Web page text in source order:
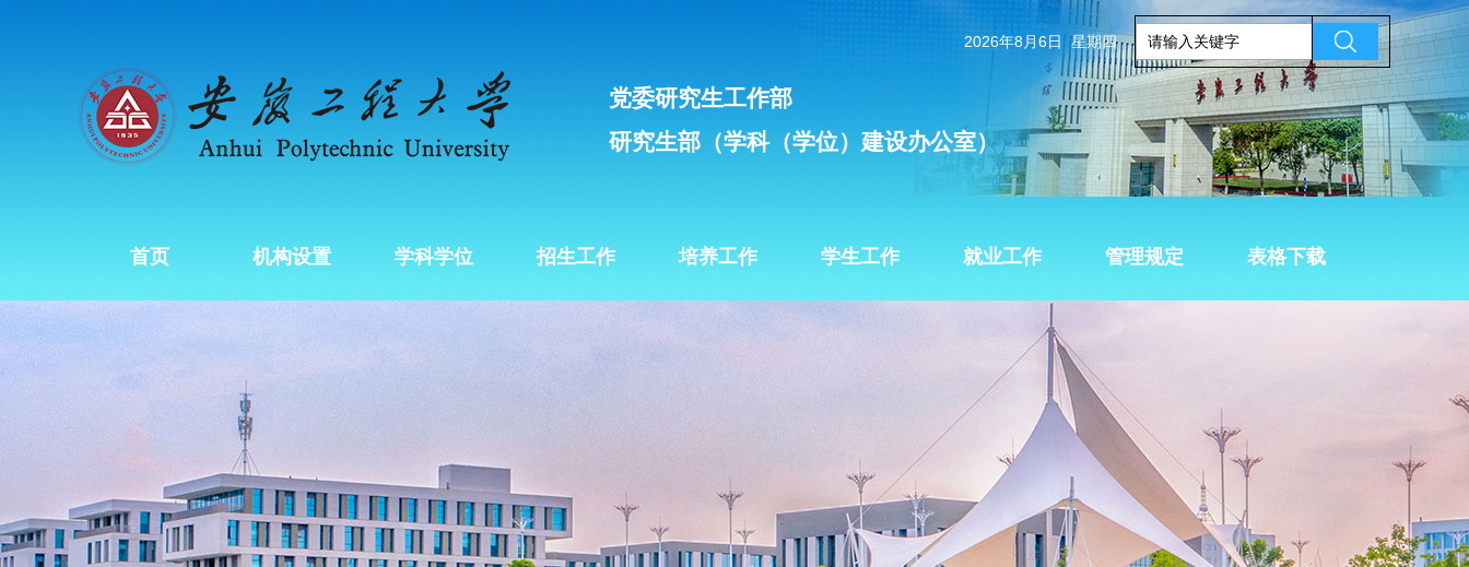
2026年8月6日 星期四
党委研究生工作部
研究生部（学科（学位）建设办公室）
首页 机构设置 学科学位 招生工作 培养工作 学生工作 就业工作 管理规定 表格下载